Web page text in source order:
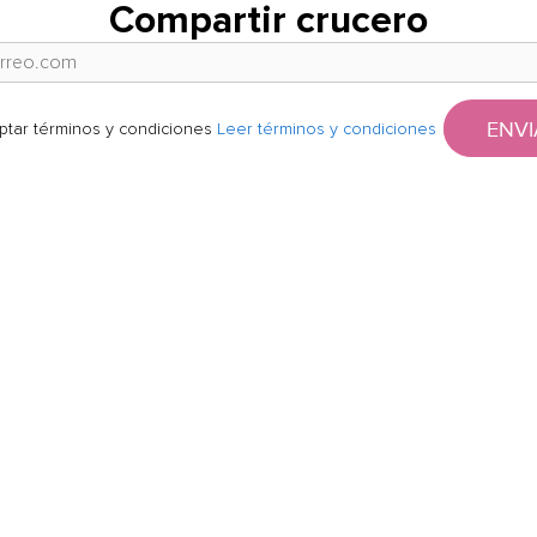
Compartir crucero
términos y condiciones Leer términos y condiciones